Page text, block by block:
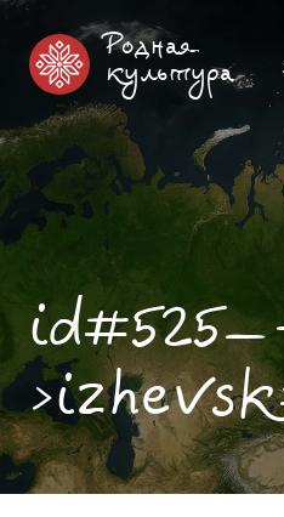
Родная
культура